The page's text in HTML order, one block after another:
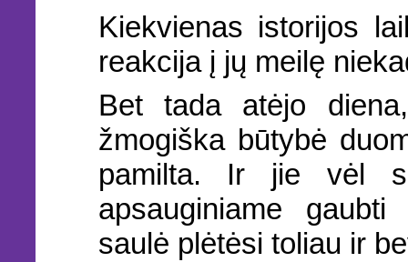
Kiekvienas istorijos
reakcija į jų meilę
Bet tada atėjo
žmogiška būtybė
pamilta. Ir jie vėl
apsauginiame
saulė plėtėsi toliau ir